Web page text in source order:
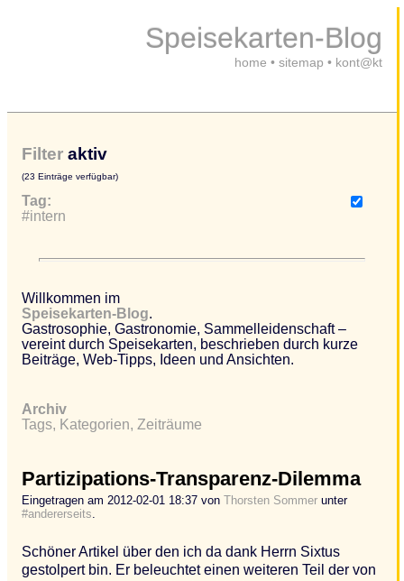
Speisekarten-Blog
home • sitemap • kont@kt
Filter aktiv
(23 Einträge verfügbar)
Tag:
#intern
Willkommen im
Speisekarten-Blog.
Gastrosophie, Gastronomie, Sammelleidenschaft –
vereint durch Speisekarten, beschrieben durch kurze
Beiträge, Web-Tipps, Ideen und Ansichten.
Archiv
Tags, Kategorien, Zeiträume
Partizipations-Transparenz-Dilemma
Eingetragen am 2012-02-01 18:37 von Thorsten Sommer unter
#andererseits
Schöner Artikel über den ich da dank Herrn Sixtus
gestolpert bin. Er beleuchtet einen weiteren Teil der von